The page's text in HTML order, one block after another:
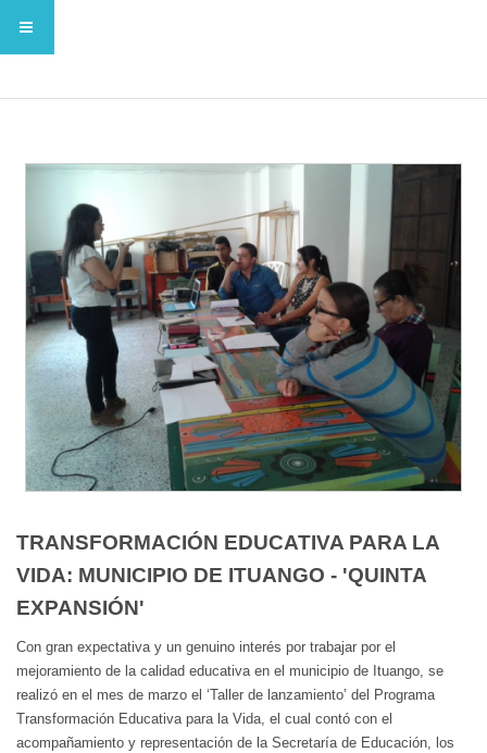
TRANSFORMACIÓN EDUCATIVA PARA LA
VIDA: MUNICIPIO DE ITUANGO - 'QUINTA
EXPANSIÓN'
Con gran expectativa y un genuino interés por trabajar por el
mejoramiento de la calidad educativa en el municipio de Ituango, se
realizó en el mes de marzo el ‘Taller de lanzamiento’ del Programa
Transformación Educativa para la Vida, el cual contó con el
acompañamiento y representación de la Secretaría de Educación, los